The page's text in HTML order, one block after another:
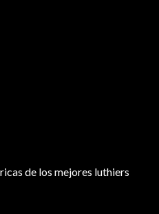
de los mejores luthiers